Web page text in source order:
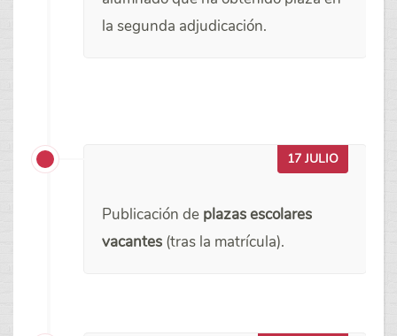
la segunda adjudicación.
17 JULIO
Publicación de plazas escolares
vacantes (tras la matrícula).